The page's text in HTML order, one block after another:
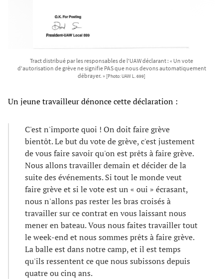
Tract distribué par les responsables de l'UAW déclarant : « Un vote
d'autorisation de grève ne signifie PAS que nous devons automatiquement
débrayer. » [Photo: UAW L. 699]
Un jeune travailleur dénonce cette déclaration :
C'est n'importe quoi ! On doit faire grève
bientôt. Le but du vote de grève, c'est justement
de vous faire savoir qu'on est prêts à faire grève.
Nous allons travailler demain et décider de la
suite des événements. Si tout le monde veut
faire grève et si le vote est un « oui » écrasant,
nous n'allons pas rester les bras croisés à
travailler sur ce contrat en vous laissant nous
mener en bateau. Vous nous faites travailler tout
le week-end et nous sommes prêts à faire grève.
La balle est dans notre camp, et il est temps
qu'ils ressentent ce que nous subissons depuis
quatre ou cinq ans.